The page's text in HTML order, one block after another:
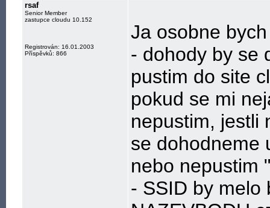
rsaf
Senior Member
zastupce cloudu 10.152
Registrován: 16.01.2003
Příspěvků: 866
Ja osobne
- dohody by se
pustim do site
pokud se mi
nepustim, jestli
se dohodneme
nebo nepustim
- SSID by melo